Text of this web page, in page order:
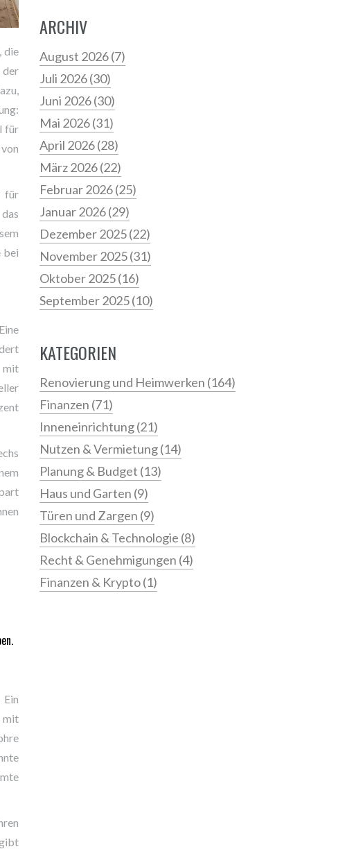
die
der
für
für
bei
mit
mit
ARCHIV
August 2026(7)
Juli 2026(30)
Juni 2026(30)
Mai 2026(31)
April 2026(28)
März 2026(22)
Februar 2026(25)
Januar 2026(29)
Dezember 2025(22)
November 2025(31)
Oktober 2025(16)
September 2025(10)
KATEGORIEN
Renovierung und Heimwerken (164)
Finanzen (71)
Inneneinrichtung(21)
Nutzen & Vermietung(14)
Planung & Budget (13)
Haus und Garten (9)
Türen und Zargen (9)
Blockchain & Technologie (8)
Recht & Genehmigungen (4)
Finanzen & Krypto(1)